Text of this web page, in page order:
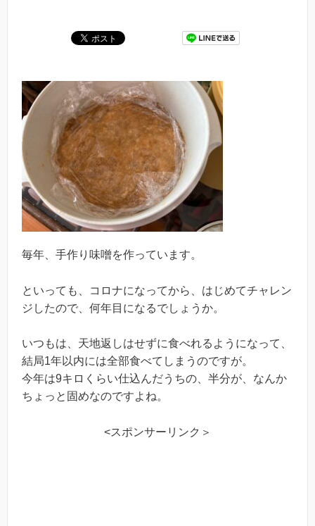
毎年、手作り味噌を作っています。
といっても、コロナになってから、はじめてチャレン
ジしたので、何年目になるでしょうか。
いつもは、天地返しはせずに食べれるようになって、
結局1年以内には全部食べてしまうのですが。
今年は9キロくらい仕込んだうちの、半分が、なんか
ちょっと固めなのですよね。
<スポンサーリンク＞